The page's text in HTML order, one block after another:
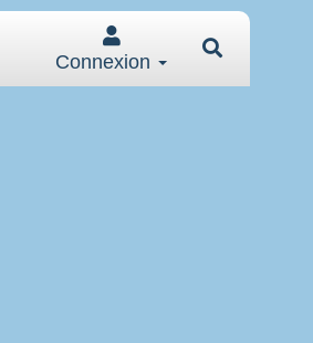
Connexion